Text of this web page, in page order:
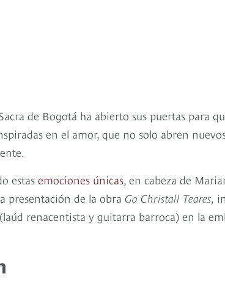
de Bogotá ha abierto sus puertas para
en el amor, que no solo abren
estas emociones únicas, en cabeza de
presentación de la obra Go Christall Teares,
renacentista y guitarra barroca) en la